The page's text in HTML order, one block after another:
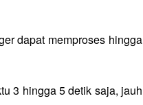
dapat memproses hingga
3 hingga 5 detik saja, jauh